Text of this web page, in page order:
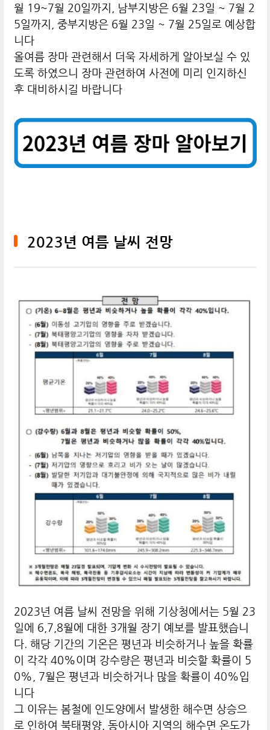
월 19~7월 20일까지, 남부지방은 6월 23일 ~ 7월 2
5일까지, 중부지방은 6월 23일 ~ 7월 25일로 예상합
니다
올여름 장마 관련해서 더욱 자세하게 알아보실 수 있
도록 하였으니 장마 관련하여 사전에 미리 인지하신
후 대비하시길 바랍니다
2023년 여름 날씨 전망
2023년 여름 날씨 전망을 위해 기상청에서는 5월 23
일에 6,7,8월에 대한 3개월 장기 예보를 발표했습니
다. 해당 기간의 기온은 평년과 비슷하거나 높을 확률
이 각각 40%이며 강수량은 평년과 비슷할 확률이 5
0%, 7월은 평년과 비슷하거나 많을 확률이 40%입
니다
그 이유는 봄철에 인도양에서 발생한 해수면 상승으
로 인하여 북태평양, 동아시아 지역의 해수면 온도가